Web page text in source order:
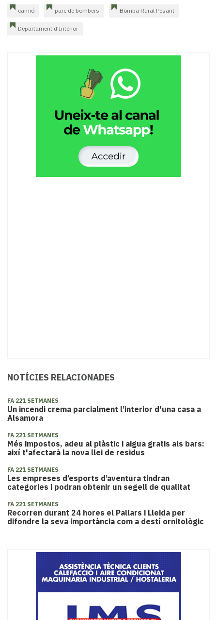
camió parc de bombers Bomba Rural Pesant
Departament d'Interior
NOTÍCIES RELACIONADES
FA 221 SETMANES
Un incendi crema parcialment l’interior d'una casa a
Alsamora
FA 221 SETMANES
Més impostos, adeu al plàstic i aigua gratis als bars:
així t'afectarà la nova llei de residus
FA 221 SETMANES
Les empreses d’esports d’aventura tindran
categories i podran obtenir un segell de qualitat
FA 221 SETMANES
Recorren durant 24 hores el Pallars i Lleida per
difondre la seva importància com a destí ornitològic